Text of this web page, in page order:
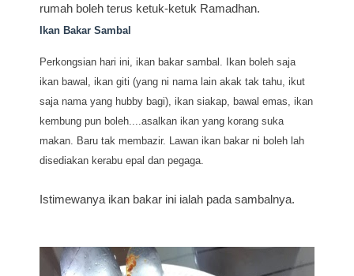
rumah boleh terus ketuk-ketuk Ramadhan.
Ikan Bakar Sambal
Perkongsian hari ini, ikan bakar sambal. Ikan boleh saja
ikan bawal, ikan giti (yang ni nama lain akak tak tahu, ikut
saja nama yang hubby bagi), ikan siakap, bawal emas, ikan
kembung pun boleh....asalkan ikan yang korang suka
makan. Baru tak membazir. Lawan ikan bakar ni boleh lah
disediakan kerabu epal dan pegaga.
Istimewanya ikan bakar ini ialah pada sambalnya.